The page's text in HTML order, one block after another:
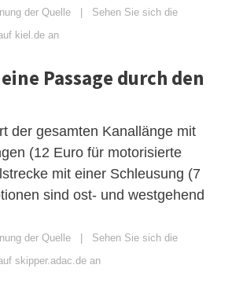
der Quelle
Sehen Sie sich die
kiel.de an
Passage durch den
der gesamten Kanallänge mit
(12 Euro für motorisierte
mit einer Schleusung (7
sind ost- und westgehend
der Quelle
Sehen Sie sich die
skipper.adac.de an